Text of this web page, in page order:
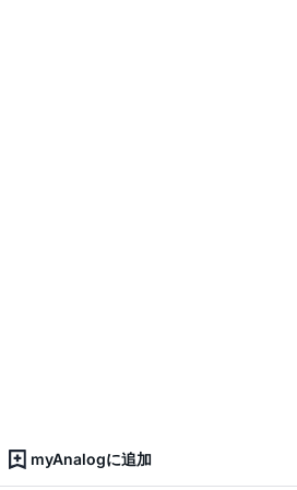
myAnalogに追加